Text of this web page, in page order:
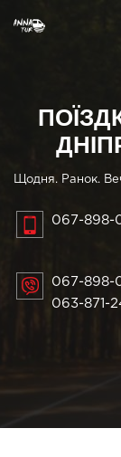
to
Щодня. Ранок.
067-898-
067-898-
063-871-